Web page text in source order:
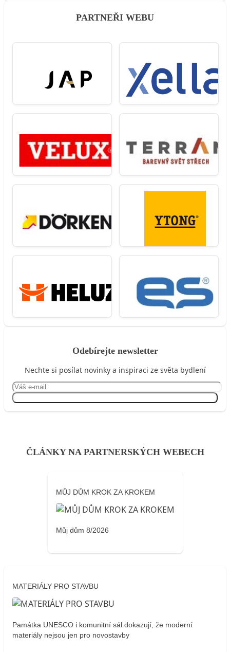
PARTNEŘI WEBU
Odebírejte newsletter
Nechte si posílat novinky a inspiraci ze světa bydlení
ČLÁNKY NA PARTNERSKÝCH WEBECH
MŮJ DŮM KROK ZA KROKEM
Můj dům 8/2026
MATERIÁLY PRO STAVBU
Památka UNESCO i komunitní sál dokazují, že moderní
materiály nejsou jen pro novostavby